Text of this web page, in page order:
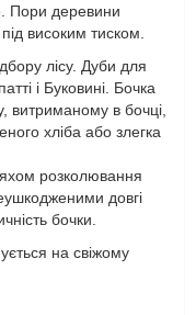
Пори деревини
високим тиском.
лісу. Дуби для
і Буковині. Бочка
витриманому в бочці,
хліба або злегка
розколювання
довгі
бочки.
на свіжому